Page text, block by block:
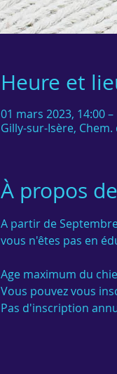
Heure et
01 mars 2023, 14:00 –
Gilly-sur-Isère,
À propos
A partir de
vous n'êtes pas en
Age maximum du